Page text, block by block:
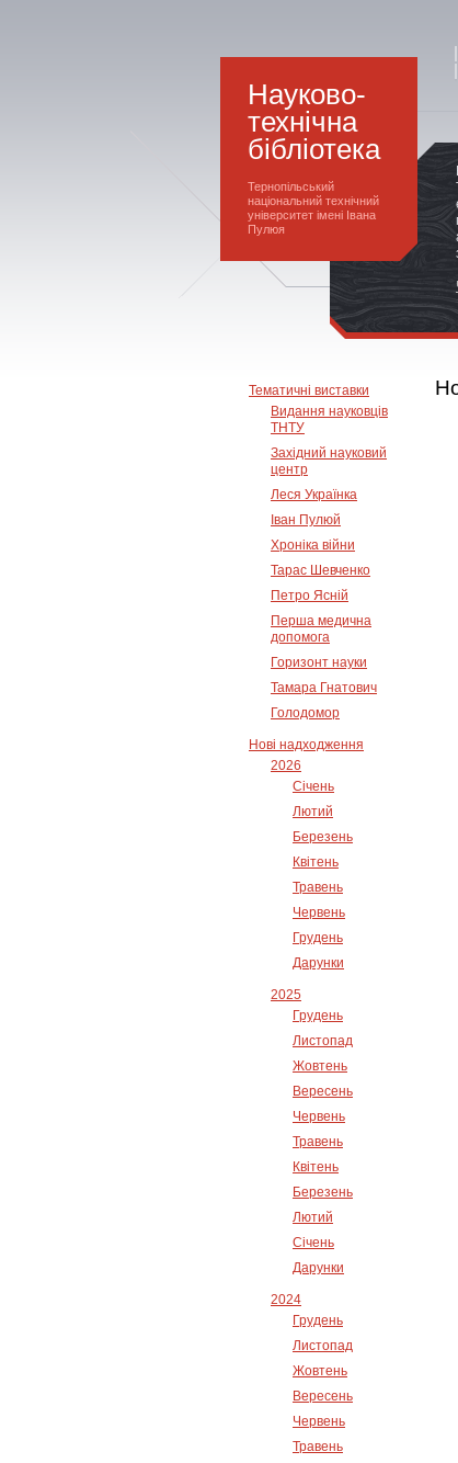
Науково-
технічна
бібліотека
Тернопільський
національний технічний
університет імені Івана
Пулюя
Тематичні виставки
Видання науковців
ТНТУ
Західний науковий
центр
Леся Українка
Іван Пулюй
Хроніка війни
Тарас Шевченко
Петро Ясній
Перша медична
допомога
Горизонт науки
Тамара Гнатович
Голодомор
Нові надходження
2026
Січень
Лютий
Березень
Квітень
Травень
Червень
Грудень
Дарунки
2025
Грудень
Листопад
Жовтень
Вересень
Червень
Травень
Квітень
Березень
Лютий
Січень
Дарунки
2024
Грудень
Листопад
Жовтень
Вересень
Червень
Травень